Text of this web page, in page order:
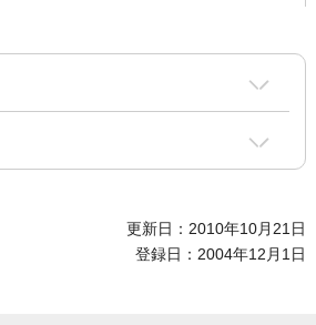
更新日：2010年10月21日
登録日：2004年12月1日